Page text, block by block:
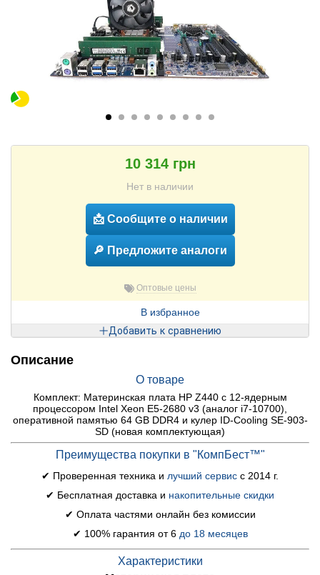
10 314 грн
Нет в наличии
📩 Сообщите о наличии
🔎 Предложите аналоги
Оптовые цены
В избранное
Добавить к сравнению
Описание
О товаре
Комплект: Материнская плата HP Z440 с 12-ядерным
процессором Intel Xeon E5-2680 v3 (аналог i7-10700),
оперативной памятью 64 GB DDR4 и кулер ID-Cooling SE-903-
SD (новая комплектующая)
Преимущества покупки в "КомпБест™"
✔ Проверенная техника и лучший сервис с 2014 г.
✔ Бесплатная доставка и накопительные скидки
✔ Оплата частями онлайн без комиссии
✔ 100% гарантия от 6 до 18 месяцев
Характеристики